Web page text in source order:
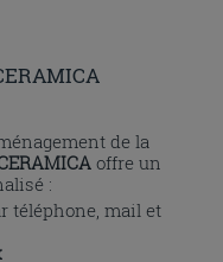
de la
offre un
:
téléphone, mail et